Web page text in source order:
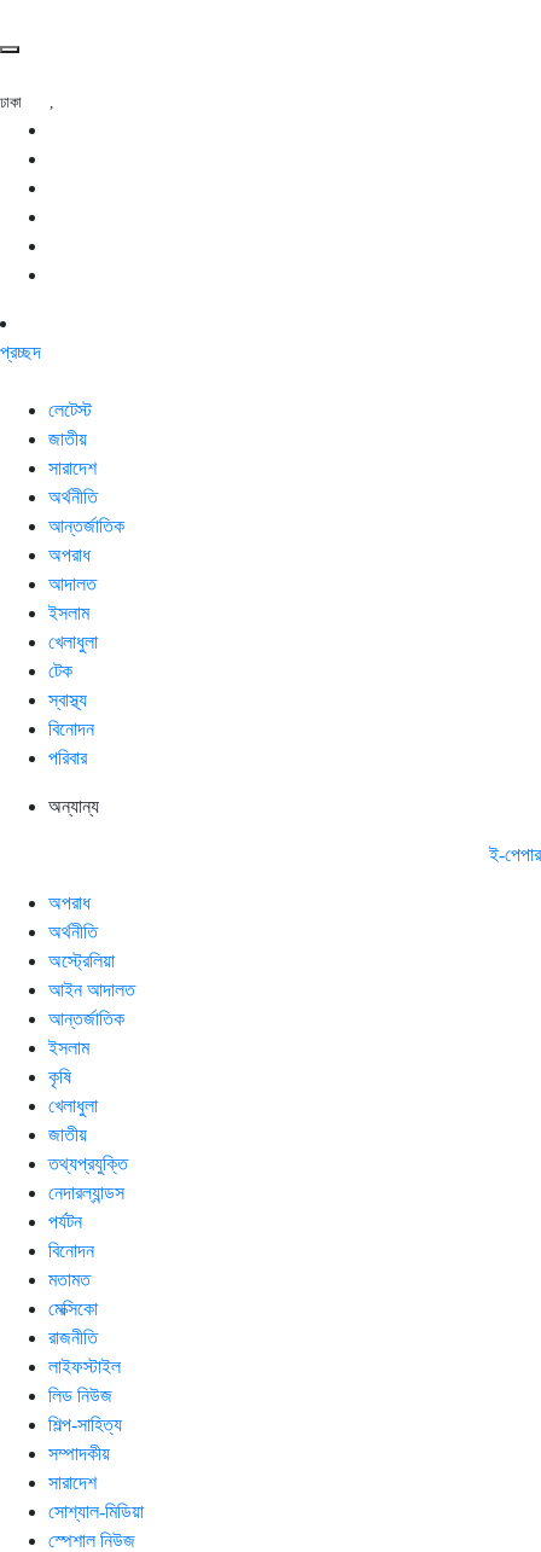
ঢাকা ,
প্রচ্ছদ
লেটেস্ট
জাতীয়
সারাদেশ
অর্থনীতি
আন্তর্জাতিক
অপরাধ
আদালত
ইসলাম
খেলাধুলা
টেক
স্বাস্থ্য
বিনোদন
পরিবার
অন্যান্য
ই-পেপার
অপরাধ
অর্থনীতি
অস্ট্রেলিয়া
আইন আদালত
আন্তর্জাতিক
ইসলাম
কৃষি
খেলাধুলা
জাতীয়
তথ্যপ্রযুক্তি
নেদারল্যান্ডস
পর্যটন
বিনোদন
মতামত
মেক্সিকো
রাজনীতি
লাইফস্টাইল
লিড নিউজ
শিল্প-সাহিত্য
সম্পাদকীয়
সারাদেশ
সোশ্যাল-মিডিয়া
স্পেশাল নিউজ